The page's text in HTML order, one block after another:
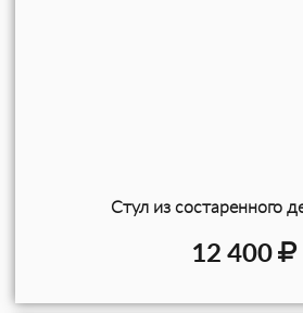
Стул из состаренного
12 400